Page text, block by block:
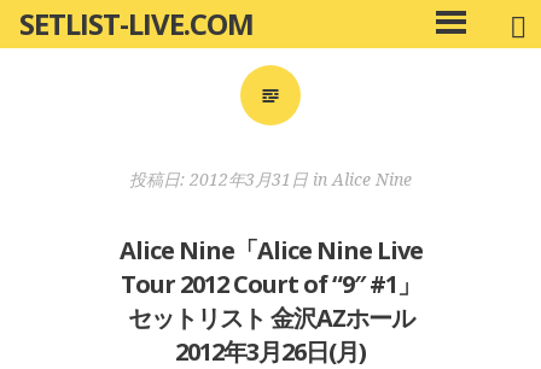
ン
SETLIST-LIVE.COM
メ
イ
投稿日: 2012年3月31日 inAlice Nine
Alice Nine「Alice Nine Live
Tour 2012 Court of “9″ #1」
セットリスト 金沢AZホール
2012年3月26日(月)